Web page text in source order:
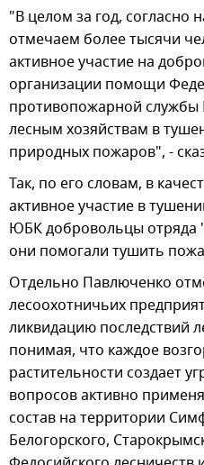
"В целом за год, согласно
отмечаем более тысячи
активное участие на
организации помощи
противопожарной
лесным хозяйствам в
природных пожаров", -
Так, по его словам, в
активное участие в
ЮБК добровольцы отряда
они помогали тушить
Отдельно Павлюченко
лесоохотничьих
ликвидацию последствий
понимая, что каждое
растительности создает
вопросов активно
состав на территории
Белогорского,